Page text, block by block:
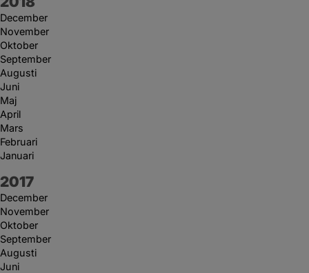
December
November
Oktober
September
Augusti
Juni
Maj
April
Mars
Februari
Januari
År:
2017
December
November
Oktober
September
Augusti
Juni